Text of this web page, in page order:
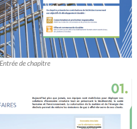
Entrée de chapitre